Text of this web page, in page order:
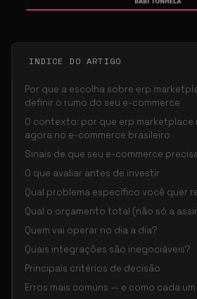
INDICE DO ARTIGO
Por que a escolha sobre erp
definir o rumo do seu e-commerce
O contexto: por que erp
agora no e-commerce brasileiro
Sinais de que seu e-commerce
O que avaliar antes de investir
Qual problema específico você quer
Qual o orçamento total (não só a
Quem vai operar no dia a dia?
Quais integrações são inegociáveis?
Principais critérios de decisão
Erros mais comuns — e como cada